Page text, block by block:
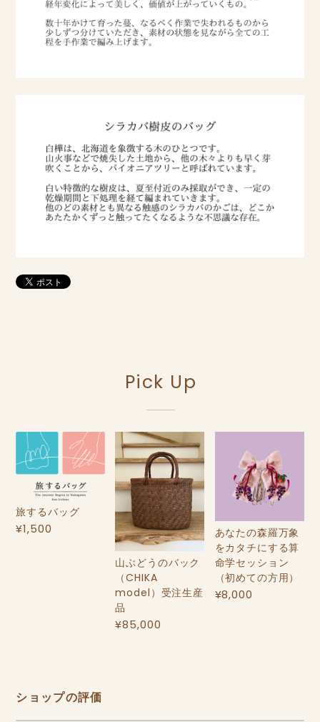
Pick Up
旅するバッグ
¥1,500
山ぶどうのバック
（CHIKA
model）受注生産
品
¥85,000
あなたの森羅万象
をカタチにする算
命学セッション
（初めての方用）
¥8,000
ショップの評価